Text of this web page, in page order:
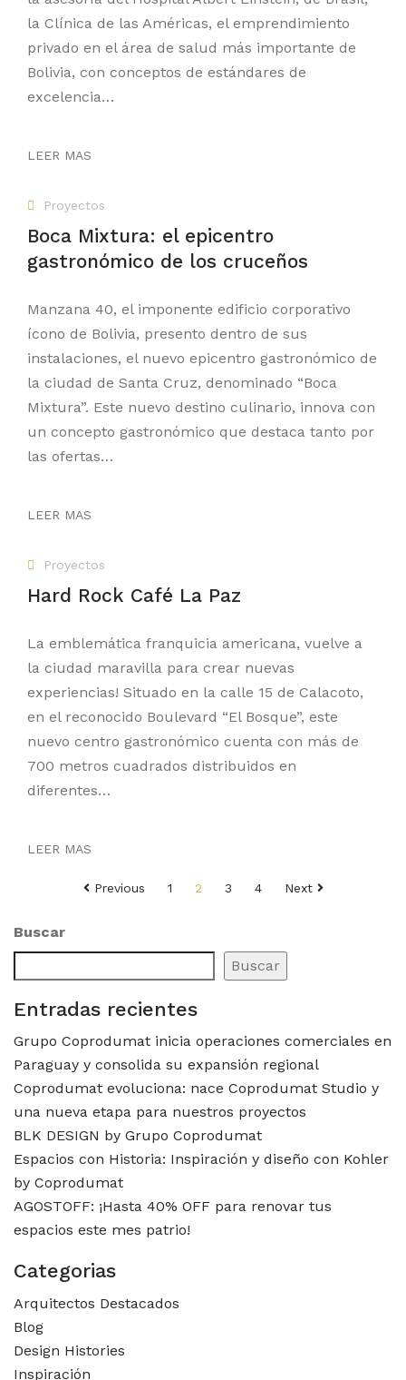
la Clínica de las Américas, el emprendimiento
privado en el área de salud más importante de
Bolivia, con conceptos de estándares de
excelencia…
LEER MAS
Proyectos
Boca Mixtura: el epicentro
gastronómico de los cruceños
Manzana 40, el imponente edificio corporativo
ícono de Bolivia, presento dentro de sus
instalaciones, el nuevo epicentro gastronómico de
la ciudad de Santa Cruz, denominado “Boca
Mixtura”. Este nuevo destino culinario, innova con
un concepto gastronómico que destaca tanto por
las ofertas…
LEER MAS
Proyectos
Hard Rock Café La Paz
La emblemática franquicia americana, vuelve a
la ciudad maravilla para crear nuevas
experiencias! Situado en la calle 15 de Calacoto,
en el reconocido Boulevard “El Bosque”, este
nuevo centro gastronómico cuenta con más de
700 metros cuadrados distribuidos en
diferentes…
LEER MAS
Paginación
entradas
Previous 1 2 3 4 Next
Buscar
Buscar
Entradas recientes
Grupo Coprodumat inicia operaciones comerciales en
Paraguay y consolida su expansión regional
Coprodumat evoluciona: nace Coprodumat Studio y
una nueva etapa para nuestros proyectos
BLK DESIGN by Grupo Coprodumat
Espacios con Historia: Inspiración y diseño con Kohler
by Coprodumat
AGOSTOFF: ¡Hasta 40% OFF para renovar tus
espacios este mes patrio!
Categorias
Arquitectos Destacados
Blog
Design Histories
Inspiración